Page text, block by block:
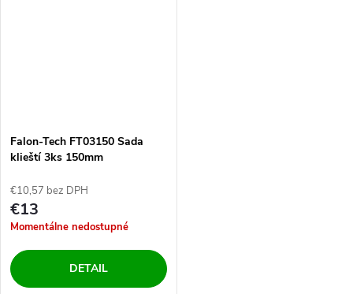
Falon-Tech FT03150 Sada
klieští 3ks 150mm
€10,57 bez DPH
€13
Momentálne nedostupné
DETAIL